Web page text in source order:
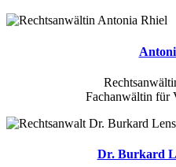
Fachanwältin für
Dr. Burkard